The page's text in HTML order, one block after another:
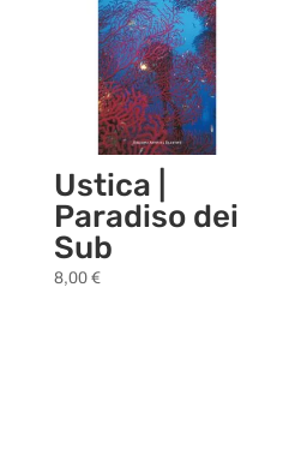
Ustica |
Paradiso dei
Sub
8,00 €